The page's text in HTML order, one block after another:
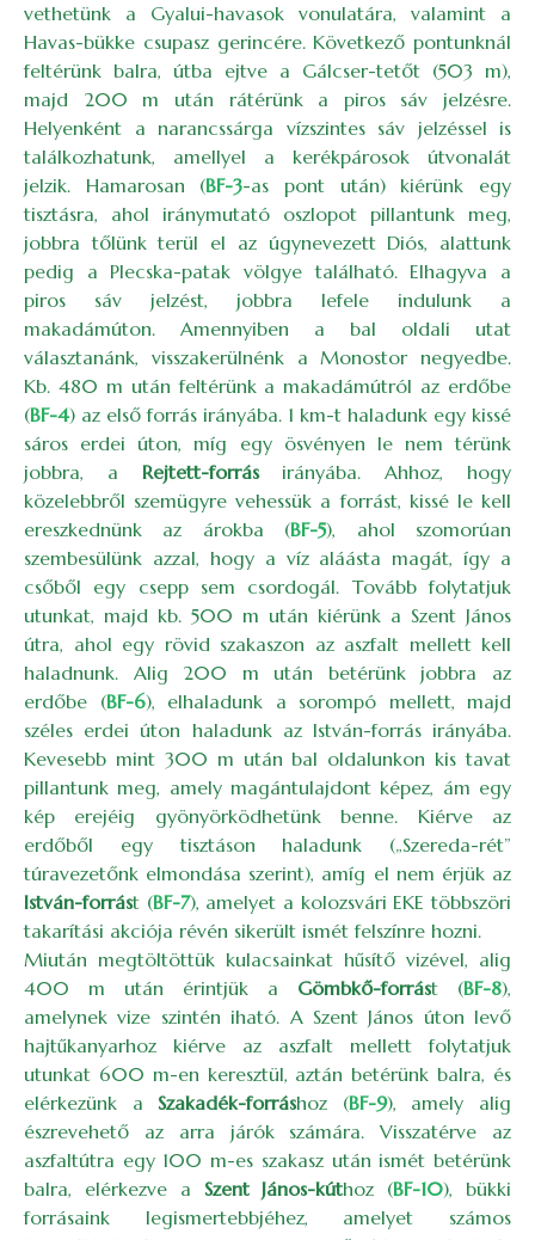
vethetünk a Gyalui-havasok vonulatára, valamint a
Havas-bükke csupasz gerincére. Következő pontunknál
feltérünk balra, útba ejtve a Gálcser-tetőt (503 m),
majd 200 m után rátérünk a piros sáv jelzésre.
Helyenként a narancssárga vízszintes sáv jelzéssel is
találkozhatunk, amellyel a kerékpárosok útvonalát
jelzik. Hamarosan (BF-3-as pont után) kiérünk egy
tisztásra, ahol iránymutató oszlopot pillantunk meg,
jobbra tőlünk terül el az úgynevezett Diós, alattunk
pedig a Plecska-patak völgye található. Elhagyva a
piros sáv jelzést, jobbra lefele indulunk a
makadámúton. Amennyiben a bal oldali utat
választanánk, visszakerülnénk a Monostor negyedbe.
Kb. 480 m után feltérünk a makadámútról az erdőbe
(BF-4) az első forrás irányába. 1 km-t haladunk egy kissé
sáros erdei úton, míg egy ösvényen le nem térünk
jobbra, a Rejtett-forrásirányába. Ahhoz, hogy
közelebbről szemügyre vehessük a forrást, kissé le kell
ereszkednünk az árokba (BF-5), ahol szomorúan
szembesülünk azzal, hogy a víz aláásta magát, így a
csőből egy csepp sem csordogál. Tovább folytatjuk
utunkat, majd kb. 500 m után kiérünk a Szent János
útra, ahol egy rövid szakaszon az aszfalt mellett kell
haladnunk. Alig 200 m után betérünk jobbra az
erdőbe (BF-6), elhaladunk a sorompó mellett, majd
széles erdei úton haladunk az István-forrás irányába.
Kevesebb mint 300 m után bal oldalunkon kis tavat
pillantunk meg, amely magántulajdont képez, ám egy
kép erejéig gyönyörködhetünk benne. Kiérve az
erdőből egy tisztáson haladunk („Szereda-rét”
túravezetőnk elmondása szerint), amíg el nem érjük az
István-forrást (BF-7), amelyet a kolozsvári EKE többszöri
takarítási akciója révén sikerült ismét felszínre hozni.
Miután megtöltöttük kulacsainkat hűsítő vizével, alig
400 m után érintjük a Gömbkő-forrást (BF-8),
amelynek vize szintén iható. A Szent János úton levő
hajtűkanyarhoz kiérve az aszfalt mellett folytatjuk
utunkat 600 m-en keresztül, aztán betérünk balra, és
elérkezünk aSzakadék-forráshoz (BF-9), amely alig
észrevehető az arra járók számára. Visszatérve az
aszfaltútra egy 100 m-es szakasz után ismét betérünk
balra, elérkezve a Szent János-kúthoz (BF-10), bükki
forrásaink legismertebbjéhez, amelyet számos